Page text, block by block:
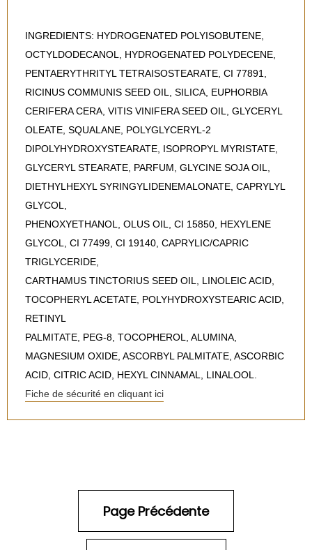
INGREDIENTS: HYDROGENATED POLYISOBUTENE,
OCTYLDODECANOL, HYDROGENATED POLYDECENE,
PENTAERYTHRITYL TETRAISOSTEARATE, CI 77891,
RICINUS COMMUNIS SEED OIL, SILICA, EUPHORBIA
CERIFERA CERA, VITIS VINIFERA SEED OIL, GLYCERYL
OLEATE, SQUALANE, POLYGLYCERYL-2
DIPOLYHYDROXYSTEARATE, ISOPROPYL MYRISTATE,
GLYCERYL STEARATE, PARFUM, GLYCINE SOJA OIL,
DIETHYLHEXYL SYRINGYLIDENEMALONATE, CAPRYLYL
GLYCOL,
PHENOXYETHANOL, OLUS OIL, CI 15850, HEXYLENE
GLYCOL, CI 77499, CI 19140, CAPRYLIC/CAPRIC
TRIGLYCERIDE,
CARTHAMUS TINCTORIUS SEED OIL, LINOLEIC ACID,
TOCOPHERYL ACETATE, POLYHYDROXYSTEARIC ACID,
RETINYL
PALMITATE, PEG-8, TOCOPHEROL, ALUMINA,
MAGNESIUM OXIDE, ASCORBYL PALMITATE, ASCORBIC
ACID, CITRIC ACID, HEXYL CINNAMAL, LINALOOL.
Fiche de sécurité en cliquant ici